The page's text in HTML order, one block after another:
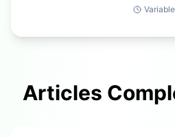
Variable
Articles